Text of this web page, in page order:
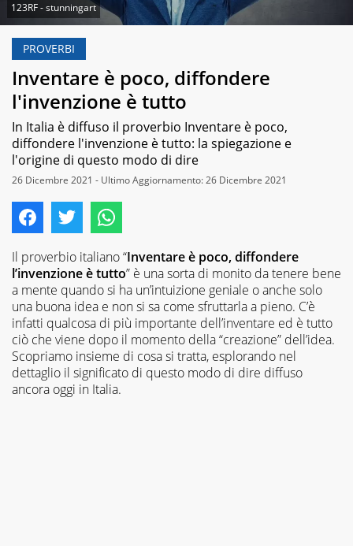
123RF - stunningart
PROVERBI
Inventare è poco, diffondere
l'invenzione è tutto
In Italia è diffuso il proverbio Inventare è poco,
diffondere l'invenzione è tutto: la spiegazione e
l'origine di questo modo di dire
26 Dicembre 2021 - Ultimo Aggiornamento: 26 Dicembre 2021
Il proverbio italiano “Inventare è poco, diffondere
l’invenzione è tutto” è una sorta di monito da tenere bene
a mente quando si ha un’intuizione geniale o anche solo
una buona idea e non si sa come sfruttarla a pieno. C’è
infatti qualcosa di più importante dell’inventare ed è tutto
ciò che viene dopo il momento della “creazione” dell’idea.
Scopriamo insieme di cosa si tratta, esplorando nel
dettaglio il significato di questo modo di dire diffuso
ancora oggi in Italia.